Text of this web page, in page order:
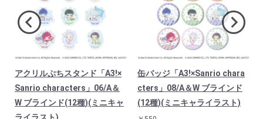
アクリルぷちスタンド「A3!×
Sanrio characters」06/A＆
W ブラインド(12種)(ミニキャ
缶バッジ「A3!×Sanrio chara
cters」08/A＆W ブラインド
(12種)(ミニキャライラスト)